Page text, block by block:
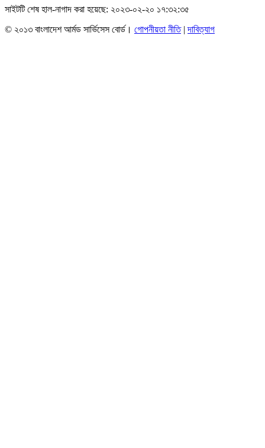
সাইটটি শেষ হাল-নাগাদ করা হয়েছে: ২০২৩-০২-২০ ১৭:৩২:৩৫
© ২০১৩ বাংলাদেশ আর্মড সার্ভিসেস বোর্ড। গোপনীয়তা নীতি|দাবিত্যাগ